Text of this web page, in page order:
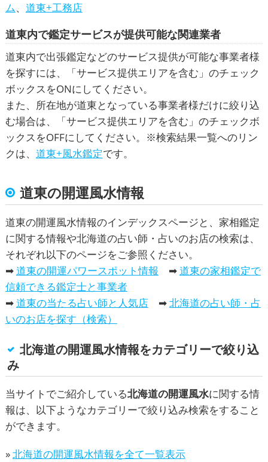
ム、 道東+工務店
道東内で鑑定サービスが提供可能な関連業者
道東内で出張鑑定などのサービス提供が可能な事業者様
を探すには、「サービス提供エリアを含む」のチェック
ボックスをONにしてください。
また、所在地が道東となっている事業者様だけに絞り込
む場合は、「サービス提供エリアを含む」のチェックボ
ックスをOFFにしてください。※検索結果一覧へのリン
クは、 道東+風水鑑定です。
道東の開運風水情報
道東の開運風水情報のインデックスページと、家相鑑定
に関する情報や北海道の占い師・占いのお店の検索は、
それぞれ以下のページをご参照ください。
➡道東の開運パワースポット情報 ➡道東の家相鑑定で
信頼できる鑑定士と事業者
➡道東の当たる占い師と人気店➡北海道の占い師・占
いのお店を探す（検索）
北海道の開運風水情報をカテゴリーで絞り込
み
当サイトでご紹介している北海道の開運風水に関する情
報は、以下ようなカテゴリーで絞り込み検索をすること
ができます。
»北海道の開運風水情報を全て一覧表示